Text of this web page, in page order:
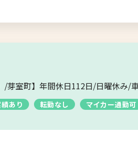
/芽室町】年間休日112日/日曜休み/
あり 転勤なし マイカー通勤可